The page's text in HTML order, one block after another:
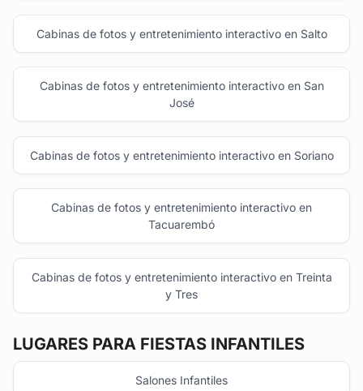
Cabinas de fotos y entretenimiento interactivo en Salto
Cabinas de fotos y entretenimiento interactivo en San
José
Cabinas de fotos y entretenimiento interactivo en Soriano
Cabinas de fotos y entretenimiento interactivo en
Tacuarembó
Cabinas de fotos y entretenimiento interactivo en Treinta
y Tres
LUGARES PARA FIESTAS INFANTILES
Salones Infantiles